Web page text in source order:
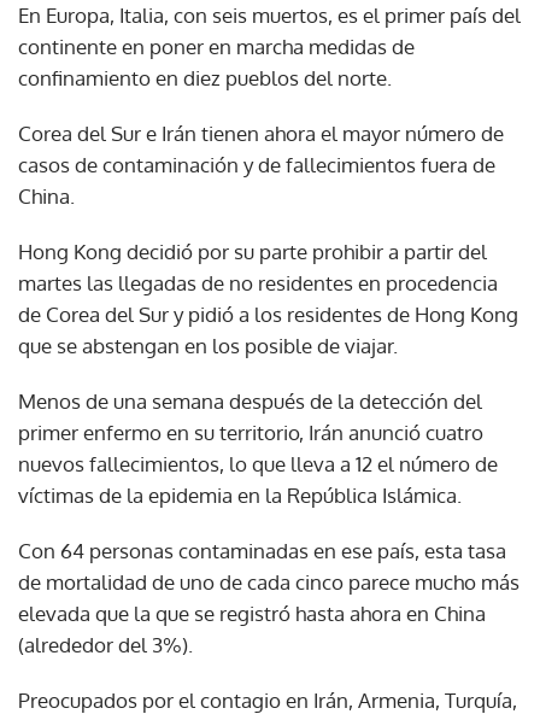
En Europa, Italia, con seis muertos, es el primer país del
continente en poner en marcha medidas de
confinamiento en diez pueblos del norte.
Corea del Sur e Irán tienen ahora el mayor número de
casos de contaminación y de fallecimientos fuera de
China.
Hong Kong decidió por su parte prohibir a partir del
martes las llegadas de no residentes en procedencia
de Corea del Sur y pidió a los residentes de Hong Kong
que se abstengan en los posible de viajar.
Menos de una semana después de la detección del
primer enfermo en su territorio, Irán anunció cuatro
nuevos fallecimientos, lo que lleva a 12 el número de
víctimas de la epidemia en la República Islámica.
Con 64 personas contaminadas en ese país, esta tasa
de mortalidad de uno de cada cinco parece mucho más
elevada que la que se registró hasta ahora en China
(alrededor del 3%).
Preocupados por el contagio en Irán, Armenia, Turquía,